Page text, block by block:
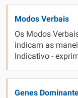
Modos Verbais
Os Modos
indicam as
Indicativo -
Genes